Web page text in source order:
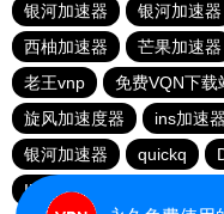
银河加速器
银河加速器
西柚加速器
芒果加速器
老王vnp
免费VQN下载
旋风加速度器
ins加速器
银河加速器
quickq
INS下载站